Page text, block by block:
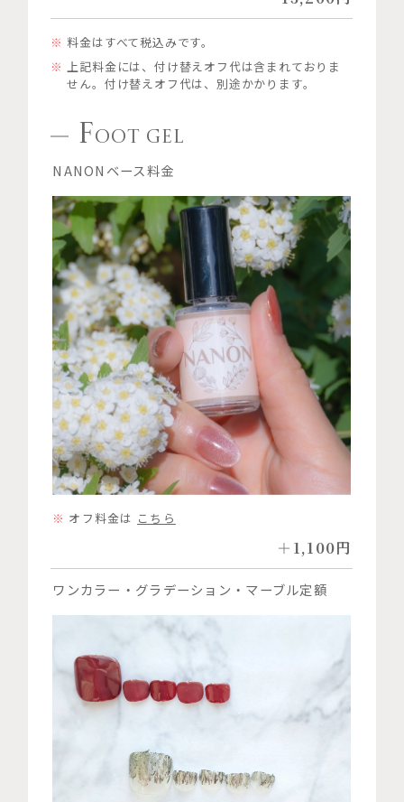
料金はすべて税込みです。
上記料金には、付け替えオフ代は含まれておりま
せん。付け替えオフ代は、別途かかります。
FOOT GEL
NANONベース料金
オフ料金は こちら
＋1,100円
ワンカラー・グラデーション・マーブル定額